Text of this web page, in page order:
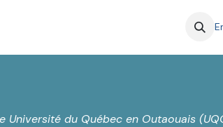
du Québec en Outaouais